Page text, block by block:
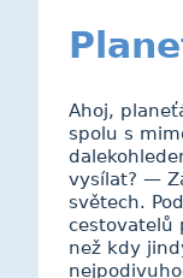
Ahoj,
spolu s
vysílat? —
světech.
cestovatelů
než kdy